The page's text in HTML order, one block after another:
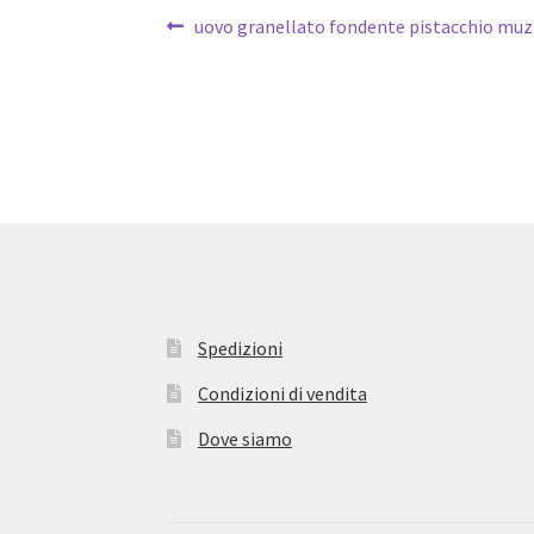
Navigazione
Articolo
uovo granellato fondente pistacchio
Spedizioni
Condizioni di vendita
Dove siamo